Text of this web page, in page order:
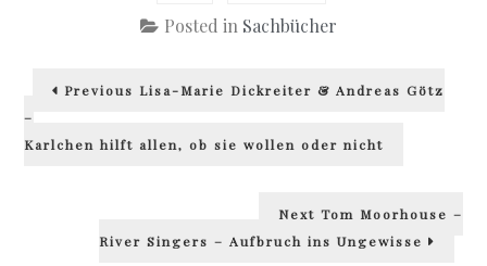
Posted in Sachbücher
Beitragsnavigation
Previous Previous
Lisa-Marie Dickreiter & Andreas Götz
–
Karlchen hilft allen, ob sie wollen oder nicht
Next Next
Tom Moorhouse –
River Singers – Aufbruch ins Ungewisse